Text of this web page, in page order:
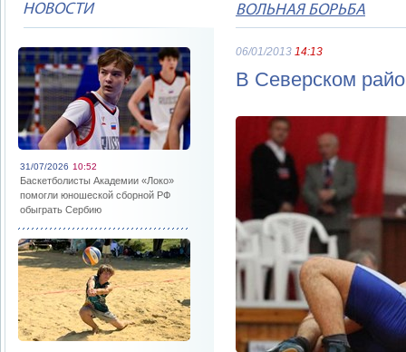
НОВОСТИ
31/07/2026 10:52
Баскетболисты Академии «Локо»
помогли юношеской сборной РФ
обыграть Сербию
ВОЛЬНАЯ БОРЬБА
06/01/2013 14:13
В Северском